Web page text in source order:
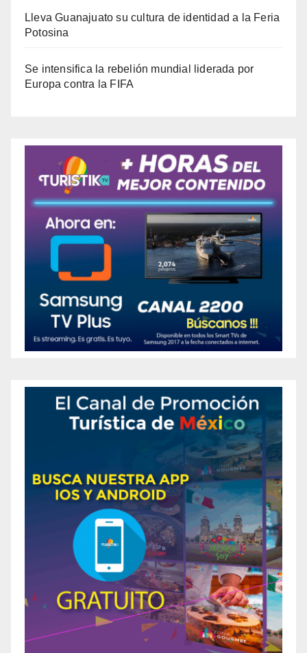
Lleva Guanajuato su cultura de identidad a la Feria
Potosina
Se intensifica la rebelión mundial liderada por
Europa contra la FIFA